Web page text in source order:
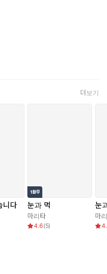
더보기
니다 눈과 먹
마리타
4.6(5)
눈
마